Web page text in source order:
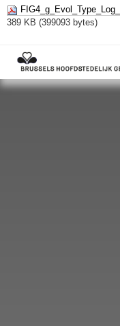
389 KB (399093 bytes)